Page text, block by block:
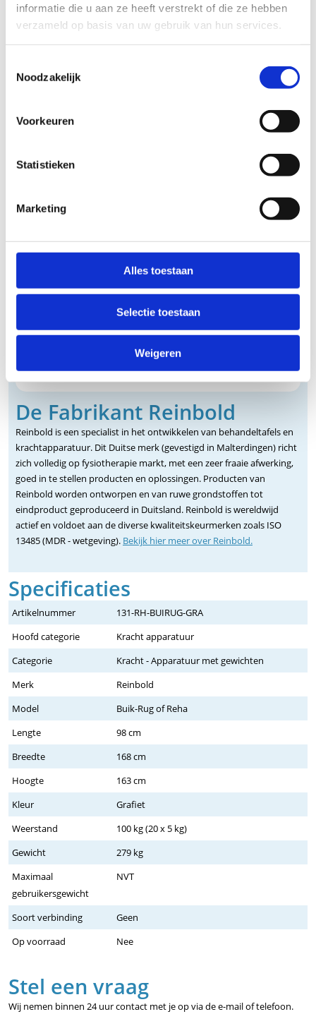
informatie die u aan ze heeft verstrekt of die ze hebben
verzameld op basis van uw gebruik van hun services.
Noodzakelijk
Voorkeuren
Statistieken
Marketing
Alles toestaan
Selectie toestaan
Weigeren
De Fabrikant Reinbold
Reinbold is een specialist in het ontwikkelen van behandeltafels en
krachtapparatuur. Dit Duitse merk (gevestigd in Malterdingen) richt
zich volledig op fysiotherapie markt, met een zeer fraaie afwerking,
goed in te stellen producten en oplossingen. Producten van
Reinbold worden ontworpen en van ruwe grondstoffen tot
eindproduct geproduceerd in Duitsland. Reinbold is wereldwijd
actief en voldoet aan de diverse kwaliteitskeurmerken zoals ISO
13485 (MDR - wetgeving). Bekijk hier meer over Reinbold.
Specificaties
Artikelnummer
131-RH-BUIRUG-GRA
Hoofd categorie
Kracht apparatuur
Categorie
Kracht - Apparatuur met gewichten
Merk
Reinbold
Model
Buik-Rug of Reha
Lengte
98 cm
Breedte
168 cm
Hoogte
163 cm
Kleur
Grafiet
Weerstand
100 kg (20 x 5 kg)
Gewicht
279 kg
Maximaal
gebruikersgewicht
NVT
Soort verbinding
Geen
Op voorraad
Nee
Stel een vraag
Wij nemen binnen 24 uur contact met je op via de e-mail of telefoon.